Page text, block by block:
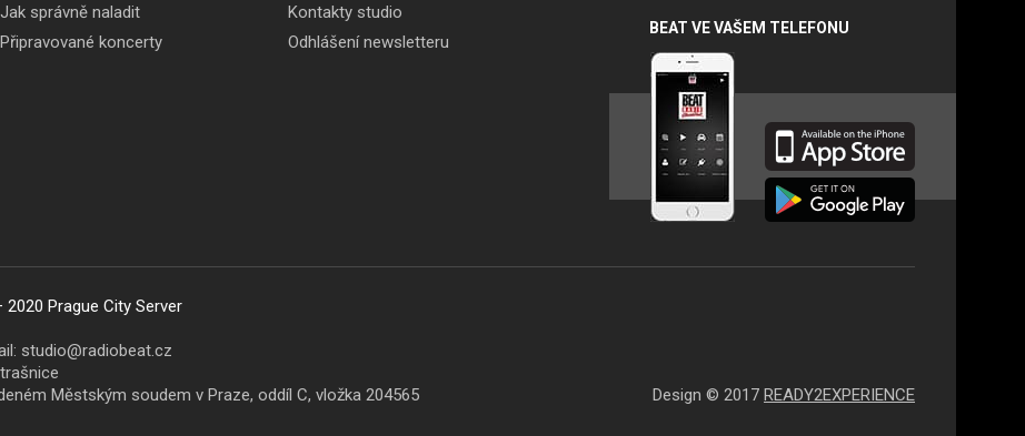
Jak správně naladit
Připravované koncerty
Kontakty studio
Odhlášení newsletteru
sítích
BEAT VE VAŠEM TELEFONU
2020 Prague City Server
studio@radiobeat.cz
Městským soudem v Praze, oddíl C, vložka 204565
Design © 2017 READY2EXPERIENCE